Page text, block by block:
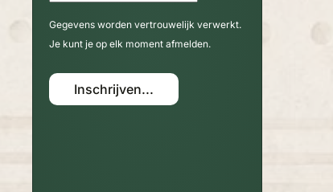
Gegevens worden vertrouwelijk verwerkt.
Je kunt je op elk moment afmelden.
Inschrijven...